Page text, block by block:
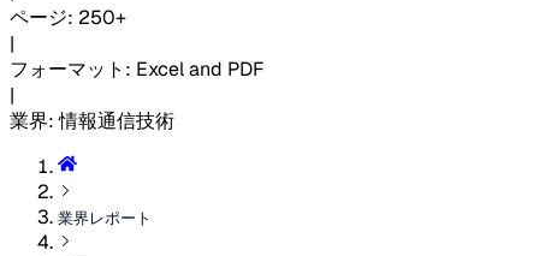
ページ: 250+
|
フォーマット : Excel and PDF
|
業界: 情報通信技術
業界レポート